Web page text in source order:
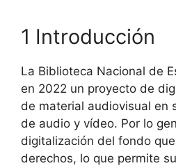
1 Introducción
La Biblioteca Nacional de
en 2022 un proyecto de
de material audiovisual en
de audio y vídeo. Por lo
digitalización del fondo
derechos, lo que permite